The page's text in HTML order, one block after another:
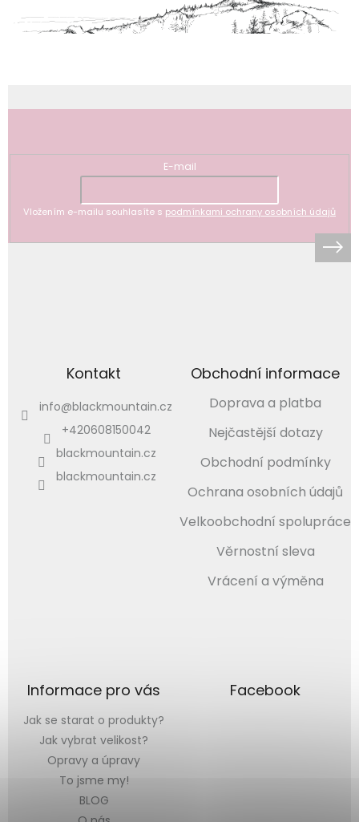
E-mail
Vložením e-mailu souhlasíte s podmínkami ochrany osobních údajů
Kontakt
info@blackmountain.cz
+420608150042
blackmountain.cz
blackmountain.cz
Obchodní informace
Doprava a platba
Nejčastější dotazy
Obchodní podmínky
Ochrana osobních údajů
Velkoobchodní spolupráce
Věrnostní sleva
Vrácení a výměna
Informace pro vás
Jak se starat o produkty?
Jak vybrat velikost?
Opravy a úpravy
To jsme my!
BLOG
Facebook